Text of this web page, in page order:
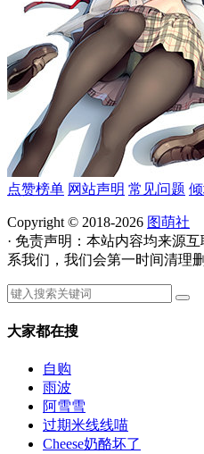
点赞榜单 网站声明 常见问题
Copyright © 2018-2026 图萌社
· 免责声明：本站内容均来源
系我们，我们会第一时间清理
大家都在搜
自购
雨波
阿雪雪
过期米线线喵
Cheese奶酪坏了